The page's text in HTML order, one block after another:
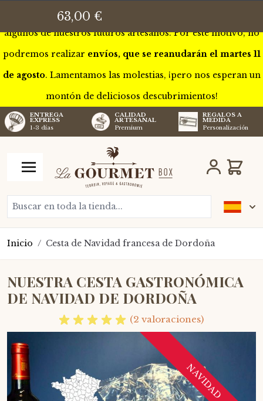
Esta semana estaremos de gira por Francia para conocer a
algunos de nuestros futuros artesanos. Por este motivo, no
podremos realizar envíos, que se reanudarán el martes 11
de agosto. Lamentamos las molestias, ¡pero nos esperan un
montón de deliciosos descubrimientos!
ENTREGA
EXPRESS
1-3 días
CALIDAD
ARTESANAL
Premium
REGALOS A
MEDIDA
Personalización
Buscar en toda la tienda...
Carro
Inicio / Cesta de Navidad francesa de Dordoña
NUESTRA CESTA GASTRONÓMICA
DE NAVIDAD DE DORDOÑA
NAVIDAD
(2 valoraciones)
63,00 €